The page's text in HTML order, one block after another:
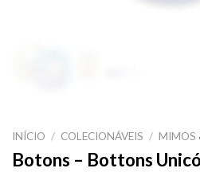
INÍCIO / COLECIONÁVEIS / MIMOS
Botons – Bottons